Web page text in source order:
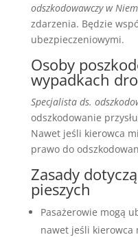
odszkodowawczy w
zdarzenia. Będzie
ubezpieczeniowymi.
Osoby
wypadkach
Specjalista ds.
odszkodowanie
Nawet jeśli kierowca
prawo do
Zasady
pieszych
Pasażerowie mogą
nawet jeśli kierowca